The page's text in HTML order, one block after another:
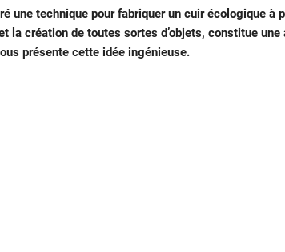
une technique pour fabriquer un cuir écologique à
la création de toutes sortes d’objets, constitue
présente cette idée ingénieuse.